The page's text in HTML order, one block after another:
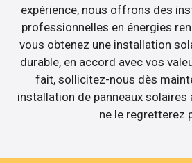
expérience, nous offrons des
professionnelles en énergies
vous obtenez une installation
durable, en accord avec vos
fait, sollicitez-nous dès
installation de panneaux solaires
ne le regretterez